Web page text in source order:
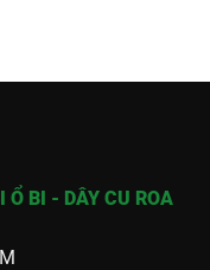
Ổ BI - DÂY CU ROA